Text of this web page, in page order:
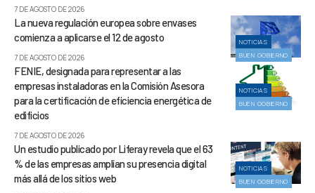
7 DE AGOSTO DE 2026
NOTICIAS
BUEN GOBIERNO
La nueva regulación europea sobre envases
comienza a aplicarse el 12 de agosto
7 DE AGOSTO DE 2026
NOTICIAS
BUEN GOBIERNO
FENIE, designada para representar a las
empresas instaladoras en la Comisión Asesora
para la certificación de eficiencia energética de
edificios
7 DE AGOSTO DE 2026
NOTICIAS
BUEN GOBIERNO
Un estudio publicado por Liferay revela que el 63
% de las empresas amplían su presencia digital
más allá de los sitios web